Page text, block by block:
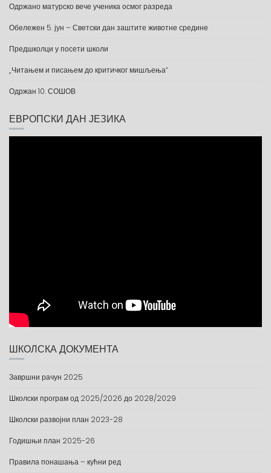
Одржано матурско вече ученика осмог разреда
Обележен 5. јун – Светски дан заштите животне средине
Предшколци у посети школи
„Читањем и писањем до критичког мишљења“
Одржан 10. СОШОВ
ЕВРОПСКИ ДАН ЈЕЗИКА
ШКОЛСКА ДОКУМЕНТА
Завршни рачун 2025
Школски програм од 2025/2026 до 2028/2029
Школски развојни план 2023-28
Годишњи план 2025-26
Правила понашања – кућни ред